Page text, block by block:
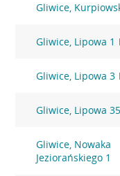
Gliwice,
Gliwice, Lipowa 1
Gliwice, Lipowa 3
Gliwice, Lipowa 35
Gliwice, Nowaka
Jeziorańskiego 1